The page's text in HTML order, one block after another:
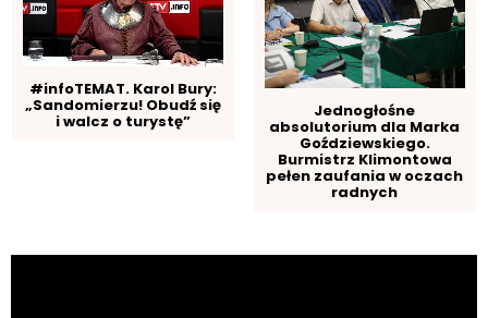
#infoTEMAT. Karol Bury:
„Sandomierzu! Obudź się
i walcz o turystę”
Jednogłośne
absolutorium dla Marka
Goździewskiego.
Burmistrz Klimontowa
pełen zaufania w oczach
radnych